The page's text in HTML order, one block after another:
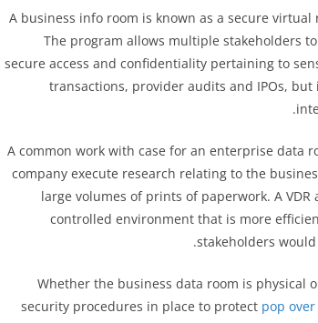
A business info room is known as a secure
The program allows multiple stakeholders
secure access and confidentiality pertaining to
transactions, provider audits and IPOs,
A common work with case for an enterprise data
company execute research relating to the
large volumes of prints of paperwork. A
controlled environment that is more
stakeholders
Whether the business data room is physical
security procedures in place to protect pop